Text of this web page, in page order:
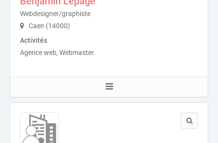
Webdesigner/graphiste
Caen (14000)
Activités
Agence web, Webmaster.